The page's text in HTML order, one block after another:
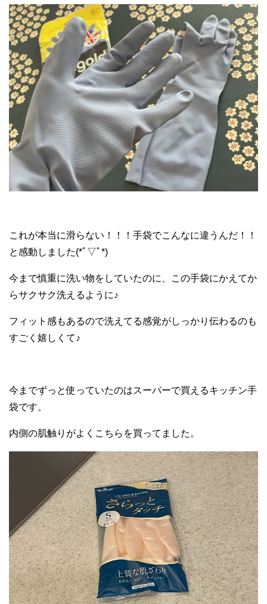
これが本当に滑らない！！！手袋でこんなに違うんだ！！
と感動しました(*ﾟ▽ﾟ*)
今まで慎重に洗い物をしていたのに、この手袋にかえてか
らサクサク洗えるように♪
フィット感もあるので洗えてる感覚がしっかり伝わるのも
すごく嬉しくて♪
今までずっと使っていたのはスーパーで買えるキッチン手
袋です。
内側の肌触りがよくこちらを買ってました。